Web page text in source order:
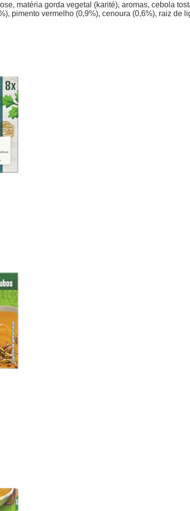
matéria gorda vegetal (karité), aromas, cebola
pimento vermelho (0,9%), cenoura (0,6%), raiz de